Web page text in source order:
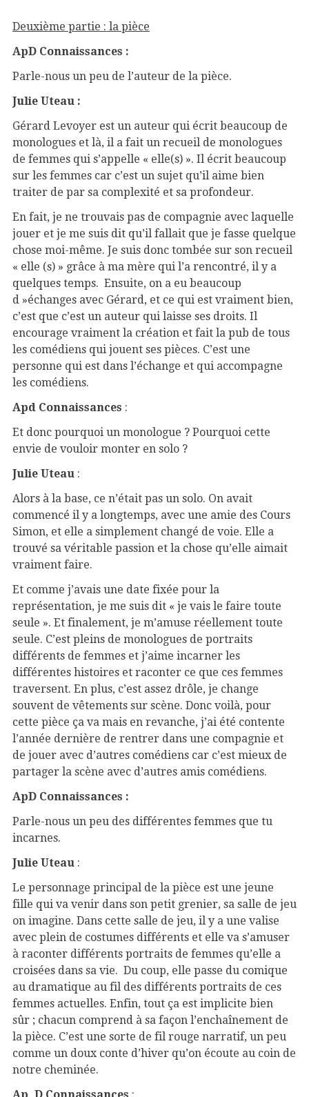
Deuxième partie : la pièce
ApD Connaissances :
Parle-nous un peu de l’auteur de la pièce.
Julie Uteau :
Gérard Levoyer est un auteur qui écrit beaucoup de
monologues et là, il a fait un recueil de monologues
de femmes qui s’appelle « elle(s) ». Il écrit beaucoup
sur les femmes car c’est un sujet qu’il aime bien
traiter de par sa complexité et sa profondeur.
En fait, je ne trouvais pas de compagnie avec laquelle
jouer et je me suis dit qu’il fallait que je fasse quelque
chose moi-même. Je suis donc tombée sur son recueil
« elle (s) » grâce à ma mère qui l’a rencontré, il y a
quelques temps. Ensuite, on a eu beaucoup
d »échanges avec Gérard, et ce qui est vraiment bien,
c’est que c’est un auteur qui laisse ses droits. Il
encourage vraiment la création et fait la pub de tous
les comédiens qui jouent ses pièces. C’est une
personne qui est dans l’échange et qui accompagne
les comédiens.
Apd Connaissances :
Et donc pourquoi un monologue ? Pourquoi cette
envie de vouloir monter en solo ?
Julie Uteau :
Alors à la base, ce n’était pas un solo. On avait
commencé il y a longtemps, avec une amie des Cours
Simon, et elle a simplement changé de voie. Elle a
trouvé sa véritable passion et la chose qu’elle aimait
vraiment faire.
Et comme j’avais une date fixée pour la
représentation, je me suis dit « je vais le faire toute
seule ». Et finalement, je m’amuse réellement toute
seule. C’est pleins de monologues de portraits
différents de femmes et j’aime incarner les
différentes histoires et raconter ce que ces femmes
traversent. En plus, c’est assez drôle, je change
souvent de vêtements sur scène. Donc voilà, pour
cette pièce ça va mais en revanche, j’ai été contente
l’année dernière de rentrer dans une compagnie et
de jouer avec d’autres comédiens car c’est mieux de
partager la scène avec d’autres amis comédiens.
ApD Connaissances :
Parle-nous un peu des différentes femmes que tu
incarnes.
Julie Uteau :
Le personnage principal de la pièce est une jeune
fille qui va venir dans son petit grenier, sa salle de jeu
on imagine. Dans cette salle de jeu, il y a une valise
avec plein de costumes différents et elle va s’amuser
à raconter différents portraits de femmes qu’elle a
croisées dans sa vie. Du coup, elle passe du comique
au dramatique au fil des différents portraits de ces
femmes actuelles. Enfin, tout ça est implicite bien
sûr ; chacun comprend à sa façon l’enchaînement de
la pièce. C’est une sorte de fil rouge narratif, un peu
comme un doux conte d’hiver qu’on écoute au coin de
notre cheminée.